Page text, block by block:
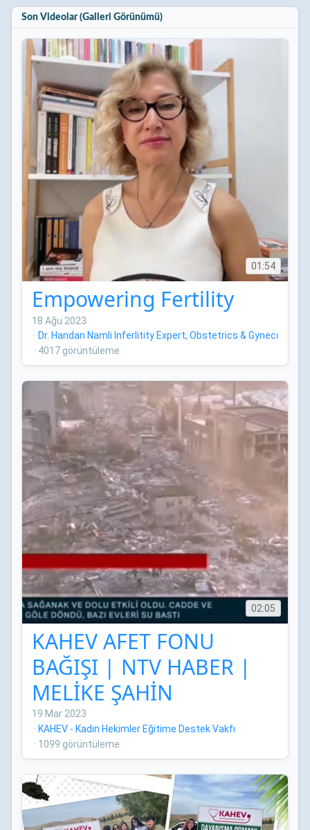
Son Videolar (Galleri Görünümü)
01:54
Empowering Fertility
18 Ağu 2023
·
Dr. Handan Namli Inferlitity Expert, Obstetrics &
· 4017 görüntüleme
02:05
KAHEV AFET FONU
BAĞIŞI | NTV HABER |
MELİKE ŞAHİN
19 Mar 2023
· KAHEV - Kadın Hekimler Eğitime Destek Vakfı
· 1099 görüntüleme